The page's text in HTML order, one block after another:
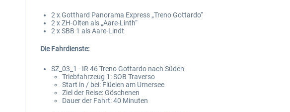
2 x Gotthard Panorama Express „Treno Gottardo“
2 x ZH-Olten als „Aare-Linth“
2 x SBB 1 als Aare-Lindt
Die Fahrdienste:
SZ_03_1 - IR 46 Treno Gottardo nach Süden
Triebfahrzeug 1: SOB Traverso
Start in / bei: Flüelen am Urnersee
Ziel der Reise: Göschenen
Dauer der Fahrt: 40 Minuten